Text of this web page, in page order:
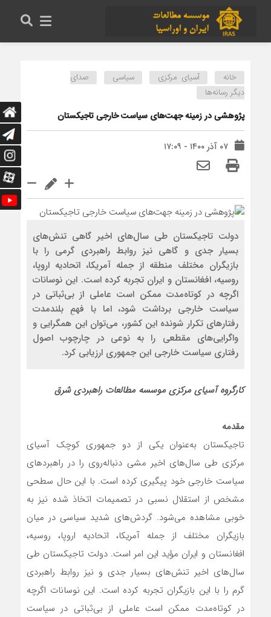
خانه آسیای مرکزی سیاسی
صدای
دیگر رسانه‌ها
پژوهشی در زمینه جهت‌های سیاست خارجی تاجیکستان
۰۷ آذر ۱۴۰۰ - ۱۷:۰۹
دولت تاجیکستان طی سال‌های اخیر گاهی تنش‌های
بسیار جدی و گاهی نیز روابط راهبردی گرمی را با
بازیگران مختلف منطقه از جمله آمریکا، اتحادیه اروپا،
روسیه، افغانستان و ایران تجربه کرده است. این نوسانات
اگرچه در کوتاه‌مدت ممکن است عاملی از بی‌ثباتی در
سیاست خارجی برداشت شود، اما با فهمِ بلندمدت
رفتارهای تکرار شونده این کشور، می‌توان این همگرایی و
واگرایی‌های مقطعی را به نوعی در چارچوب اصول
رفتاری سیاست خارجی این جمهوری ارزیابی کرد.
کارگروه آسیای مرکزی موسسه مطالعات راهبردی شرق
مقدمه
تاجیکستان به‌عنوان یکی از دو جمهوری کوچک آسیای
مرکزی طی سال‌های اخیر مشی دنباله‌روی را در راهبردهای
سیاست خارجی خود پیگیری کرده است. با این حال سطحی
مشخص از استقلال نسبی در تصمیمات اتخاذ شده نیز به
خوبی مشاهده می‌شود. گردش‌های شدید سیاسی در میان
بازیگران مختلف از جمله آمریکا، اتحادیه اروپا، روسیه،
افغانستان و ایران مؤید این امر است. دولت تاجیکستان طی
سال‌های اخیر تنش‌های بسیار جدی و نیز روابط راهبردی
گرم را با این بازیگران تجربه کرده است. این نوسانات اگرچه
در کوتاه‌مدت ممکن است عاملی از بی‌ثباتی در سیاست